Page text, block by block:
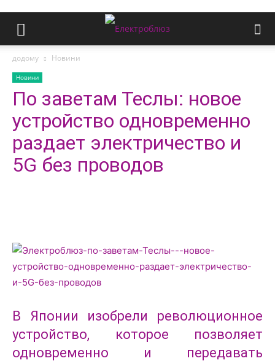
додому Новини
Новини
По заветам Теслы: новое
устройство одновременно
раздает электричество и
5G без проводов
В Японии изобрели революционное
устройство, которое позволяет
одновременно и передавать